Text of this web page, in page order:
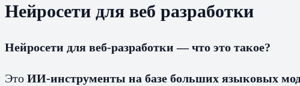
Нейросети для веб разработки
Нейросети для веб-разработки — что это такое?
Это ИИ-инструменты на базе больших языковых